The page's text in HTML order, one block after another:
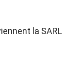
la SARL